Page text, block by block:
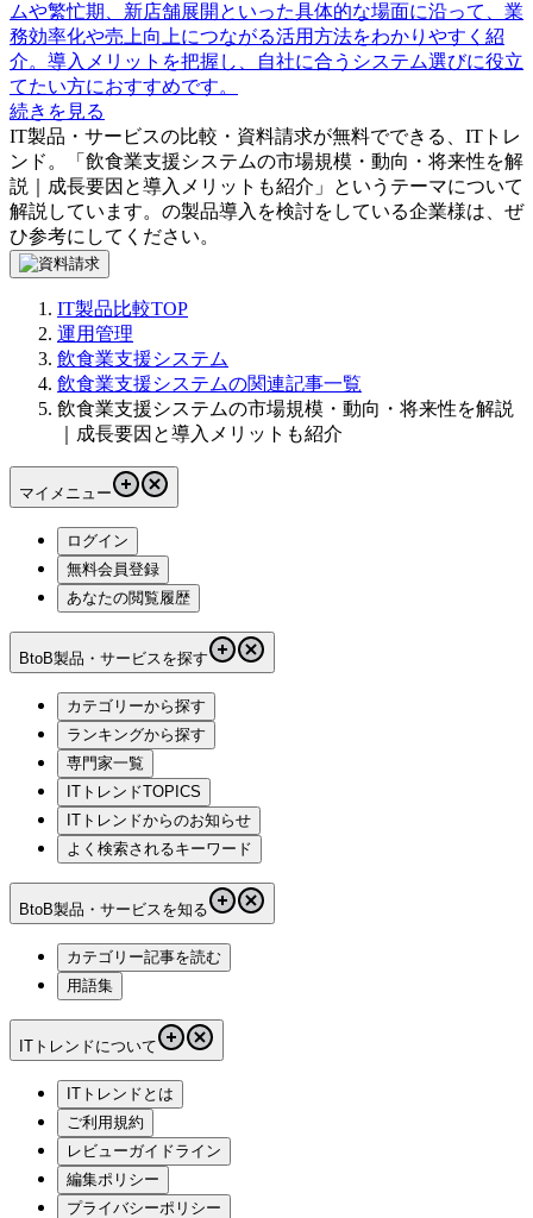
ムや繁忙期、新店舗展開といった具体的な場面に沿って、業
務効率化や売上向上につながる活用方法をわかりやすく紹
介。導入メリットを把握し、自社に合うシステム選びに役立
てたい方におすすめです。
続きを見る
IT製品・サービスの比較・資料請求が無料でできる、ITトレ
ンド。「 飲食業支援システムの市場規模・動向・将来性を解
説｜成長要因と導入メリットも紹介 」というテーマについて
解説しています。 の製品導入を検討をしている企業様は、ぜ
ひ参考にしてください。
IT製品比較TOP
運用管理
飲食業支援システム
飲食業支援システムの関連記事一覧
飲食業支援システムの市場規模・動向・将来性を解説
｜成長要因と導入メリットも紹介
マイメニュー
ログイン
無料会員登録
あなたの閲覧履歴
BtoB製品・サービスを探す
カテゴリーから探す
ランキングから探す
専門家一覧
ITトレンドTOPICS
ITトレンドからのお知らせ
よく検索されるキーワード
BtoB製品・サービスを知る
カテゴリー記事を読む
用語集
ITトレンドについて
ITトレンドとは
ご利用規約
レビューガイドライン
編集ポリシー
プライバシーポリシー